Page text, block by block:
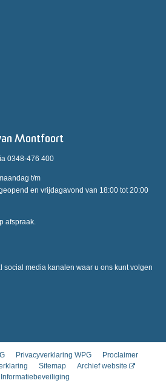
Montfoort
0348-476 400
t/m
en vrijdagavond van 18:00 tot 20:00
afspraak.
social media kanalen waar u ons kunt volgen
Privacyverklaring WPG
Proclaimer
Sitemap
Archief website
Informatiebeveiliging